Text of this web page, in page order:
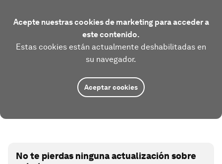
Acepte nuestras cookies de marketing para acceder a
este contenido.
Estas cookies están actualmente deshabilitadas en
su navegador.
Aceptar cookies
No te pierdas ninguna actualización sobre